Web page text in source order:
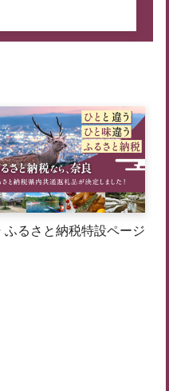
ふるさと納税特設ページ